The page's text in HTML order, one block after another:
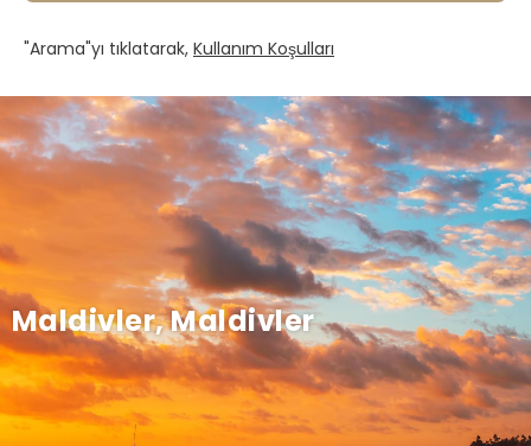
Maldivler, Maldivler
"Arama"yı tıklatarak, Kullanım Koşulları